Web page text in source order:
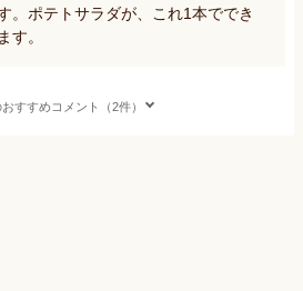
。ポテトサラダが、これ1本ででき
す。
すすめコメント（2件）